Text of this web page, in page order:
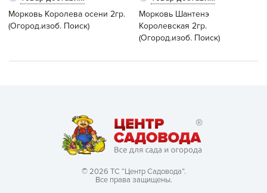
Морковь Королева осени 2гр.
(Огород.изоб. Поиск)
Морковь Шантенэ
Королевская 2гр.
(Огород.изоб. Поиск)
© 2026 ТС “Центр Садовода”.
Все права защищены.